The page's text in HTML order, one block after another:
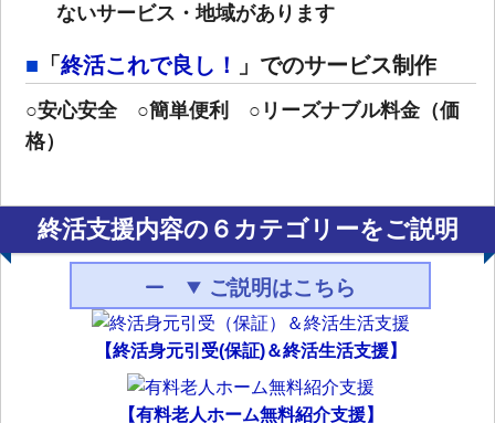
ないサービス・地域があります
「 終活これで良し！ 」でのサービス制作
○安心安全 ○簡単便利 ○ リーズナブル料金（価
格）
終活支援内容の６カテゴリーをご説明
ご説明はこちら
【終活身元引受(保証)＆終活生活支援】
【有料老人ホーム無料紹介支援】